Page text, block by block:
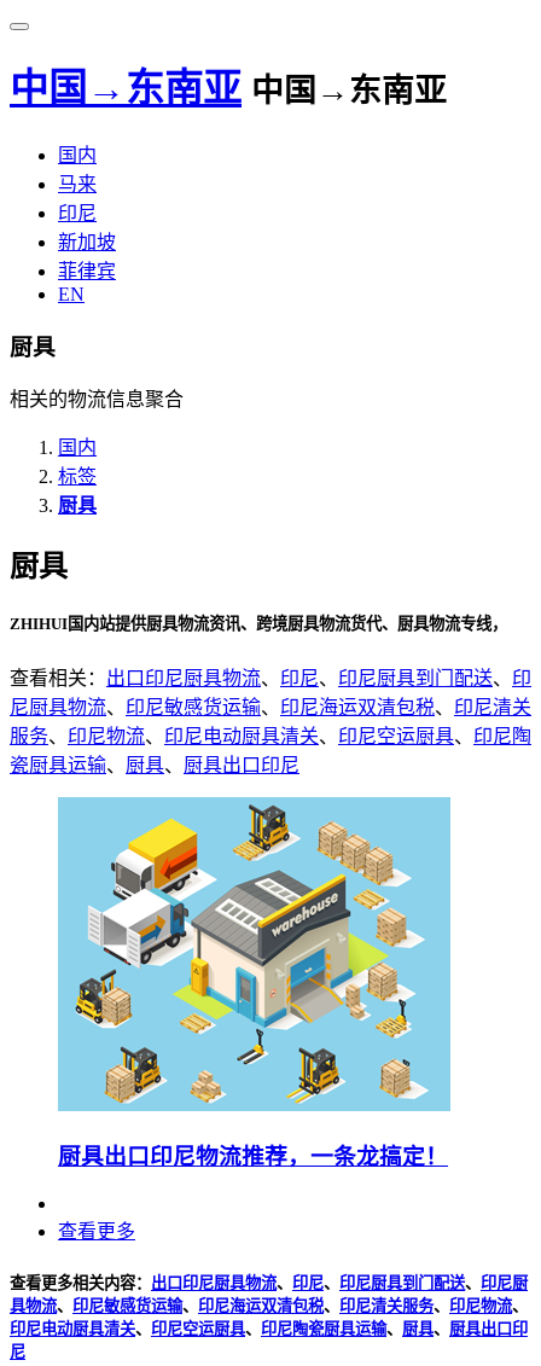
中国→东南亚 中国→东南亚
国内
马来
印尼
新加坡
菲律宾
EN
厨具
相关的物流信息聚合
国内
标签
厨具
厨具
ZHIHUI国内站提供厨具物流资讯、跨境厨具物流货代、厨具物流专线，
查看相关： 出口印尼厨具物流、 印尼、 印尼厨具到门配送、 印
尼厨具物流、 印尼敏感货运输、 印尼海运双清包税、 印尼清关
服务、 印尼物流、 印尼电动厨具清关、 印尼空运厨具、 印尼陶
瓷厨具运输、 厨具、 厨具出口印尼
厨具出口印尼物流推荐，一条龙搞定！
查看更多
查看更多相关内容： 出口印尼厨具物流、 印尼、 印尼厨具到门配送、 印尼厨
具物流、 印尼敏感货运输、 印尼海运双清包税、 印尼清关服务、 印尼物流、
印尼电动厨具清关、 印尼空运厨具、 印尼陶瓷厨具运输、 厨具、 厨具出口印
尼